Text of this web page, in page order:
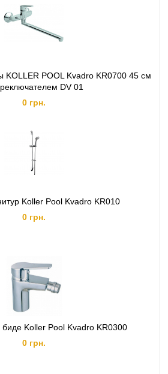
KOLLER POOL Kvadro KR0700 45 см
DV 01
0 грн.
Koller Pool Kvadro KR010
0 грн.
Koller Pool Kvadro KR0300
0 грн.